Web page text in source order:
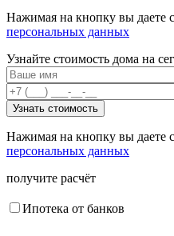
Нажимая на кнопку вы даете
персональных данных
Узнайте стоимость дома на
Нажимая на кнопку вы даете
персональных данных
получите расчёт
Ипотека от банков